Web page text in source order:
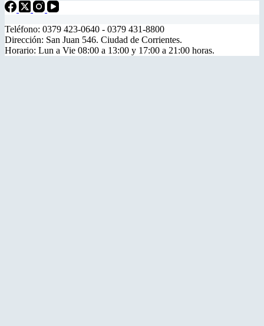
Teléfono: 0379 423-0640 - 0379 431-8800
Dirección: San Juan 546. Ciudad de Corrientes.
Horario: Lun a Vie 08:00 a 13:00 y 17:00 a 21:00 horas.